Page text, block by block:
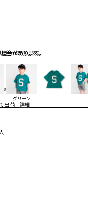
合があります。
合があります。
合があります。
グリーン
詳細
出荷 詳細
人